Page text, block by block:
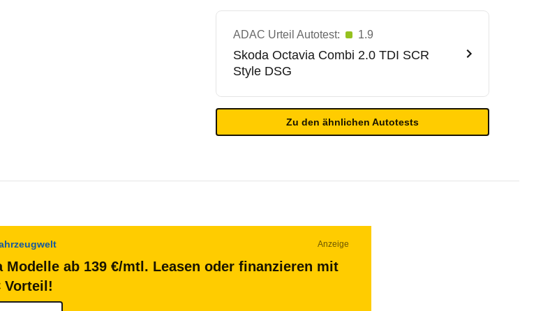
ADAC Urteil Autotest: 1.9
Skoda Octavia Combi 2.0 TDI SCR
Style DSG
Zu den ähnlichen Autotests
Anzeige
Modelle ab 139 €/mtl. Leasen oder finanzieren mit
Vorteil!